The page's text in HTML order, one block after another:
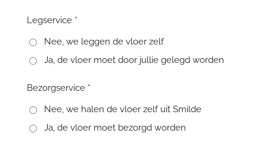
Legservice *
Nee, we leggen de vloer zelf
Ja, de vloer moet door jullie gelegd worden
Bezorgservice *
Nee, we halen de vloer zelf uit Smilde
Ja, de vloer moet bezorgd worden